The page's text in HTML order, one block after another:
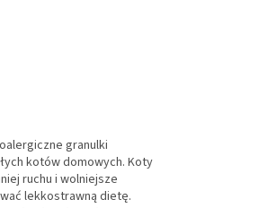
granulki
kotów domowych. Koty
ruchu i wolniejsze
lekkostrawną dietę.